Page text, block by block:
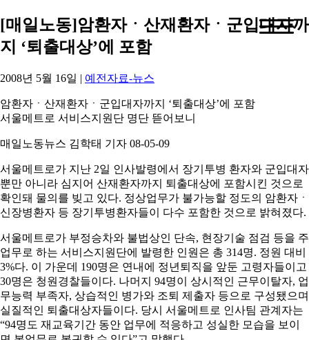
[매일노동]암환자ㆍ산재환자ㆍ군입대자까
지 ‘퇴출대상’에 포함
2008년 5월 16일 | 예전자료-뉴스
암환자ㆍ산재환자ㆍ군입대자까지 ‘퇴출대상’에 포함
서울메트로 서비스지원단 명단 뜯어보니
매일노동뉴스 김학태 기자 08-05-09
서울메트로가 지난 2일 인사발령에서 장기투병 환자와 군입대자
뿐만 아니라 심지어 산재환자까지 퇴출대상에 포함시킨 것으로
확인돼 물의를 빚고 있다. 정상업무가 불가능할 정도의 암환자ㆍ
신장병환자 등 장기투병환자들이 다수 포함한 것으로 밝혀졌다.
서울메트로가 부정승차와 불법상인 단속, 현장기술 점검 등을 주
업무로 하는 서비스지원단에 발령한 인원은 총 314명. 정원 대비
3%다. 이 가운데 190명은 연내에 정년퇴직을 앞둔 고령자들이고
30명은 청원경찰들이다. 나머지 94명이 상시적인 근무이탈자, 업
무능력 부족자, 상습적인 병가와 조퇴 제출자 등으로 구성됐으며
실질적인 퇴출대상자들이다. 당시 서울메트로 인사팀 관계자는
“94명도 재교육기간 동안 업무에 적응하고 성실한 모습을 보이